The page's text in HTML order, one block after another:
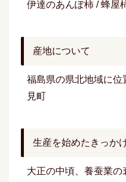
伊達のあんぽ柿 / 蜂屋
産地について
福島県の県北地域に位
見町
生産を始めたきっか
大正の中頃、養蚕業